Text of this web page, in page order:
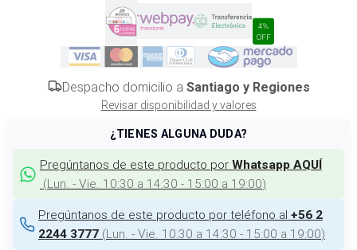
4%
OFF
Despacho domicilio a Santiago y Regiones
Revisar disponibilidad y valores
¿TIENES ALGUNA DUDA?
Pregúntanos de este producto por Whatsapp AQUÍ
(Lun. - Vie. 10:30 a 14:30 - 15:00 a 19:00)
Pregúntanos de este producto por teléfono al +56 2
2244 3777 (Lun. - Vie. 10:30 a 14:30 - 15:00 a 19:00)